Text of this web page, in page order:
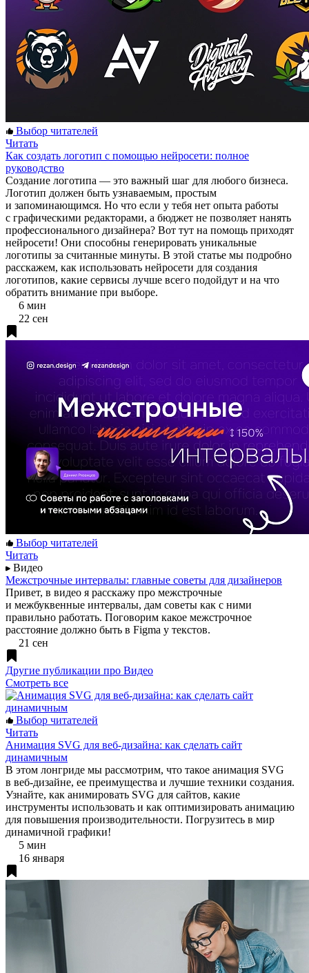
Выбор читателей
Читать
Как создать логотип с помощью нейросети: полное
руководство
Создание логотипа — это важный шаг для любого бизнеса.
Логотип должен быть узнаваемым, простым
и запоминающимся. Но что если у тебя нет опыта работы
с графическими редакторами, а бюджет не позволяет нанять
профессионального дизайнера? Вот тут на помощь приходят
нейросети! Они способны генерировать уникальные
логотипы за считанные минуты. В этой статье мы подробно
расскажем, как использовать нейросети для создания
логотипов, какие сервисы лучше всего подойдут и на что
обратить внимание при выборе.
6 мин
22 сен
Выбор читателей
Читать
Видео
Межстрочные интервалы: главные советы для дизайнеров
Привет, в видео я расскажу про межстрочные
и межбуквенные интервалы, дам советы как с ними
правильно работать. Поговорим какое межстрочное
расстояние должно быть в Figma у текстов.
21 сен
Другие публикации про Видео
Смотреть все
Выбор читателей
Читать
Анимация SVG для веб-дизайна: как сделать сайт
динамичным
В этом лонгриде мы рассмотрим, что такое анимация SVG
в веб-дизайне, ее преимущества и лучшие техники создания.
Узнайте, как анимировать SVG для сайтов, какие
инструменты использовать и как оптимизировать анимацию
для повышения производительности. Погрузитесь в мир
динамичной графики!
5 мин
16 января